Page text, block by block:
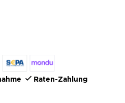
Raten-Zahlung